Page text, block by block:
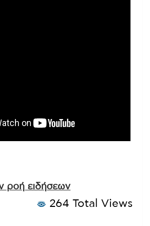
ροή ειδήσεων
264 Total Views